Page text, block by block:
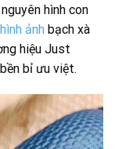
hình con
hình ảnh bạch xà
hiệu Just
bỉ ưu việt.